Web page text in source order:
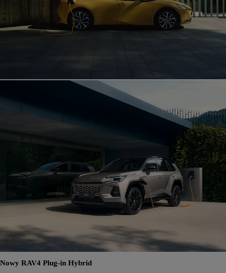
Nowy RAV4 Plug-in Hybrid